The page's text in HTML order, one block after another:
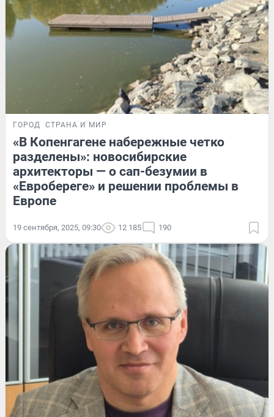
ГОРОД СТРАНА И МИР
«В Копенгагене набережные четко
разделены»: новосибирские
архитекторы — о сап-безумии в
«Евробереге» и решении проблемы в
Европе
19 сентября, 2025, 09:30 12 185 190